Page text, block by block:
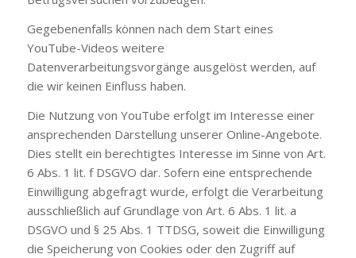
Gegebenenfalls können nach dem Start eines
YouTube-Videos weitere
Datenverarbeitungsvorgänge ausgelöst werden, auf
die wir keinen Einfluss haben.
Die Nutzung von YouTube erfolgt im Interesse einer
ansprechenden Darstellung unserer Online-Angebote.
Dies stellt ein berechtigtes Interesse im Sinne von Art.
6 Abs. 1 lit. f DSGVO dar. Sofern eine entsprechende
Einwilligung abgefragt wurde, erfolgt die Verarbeitung
ausschließlich auf Grundlage von Art. 6 Abs. 1 lit. a
DSGVO und § 25 Abs. 1 TTDSG, soweit die Einwilligung
die Speicherung von Cookies oder den Zugriff auf